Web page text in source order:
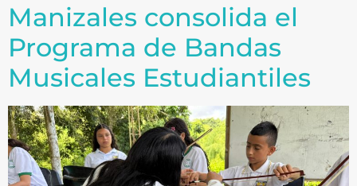
Manizales consolida el
Programa de Bandas
Musicales Estudiantiles